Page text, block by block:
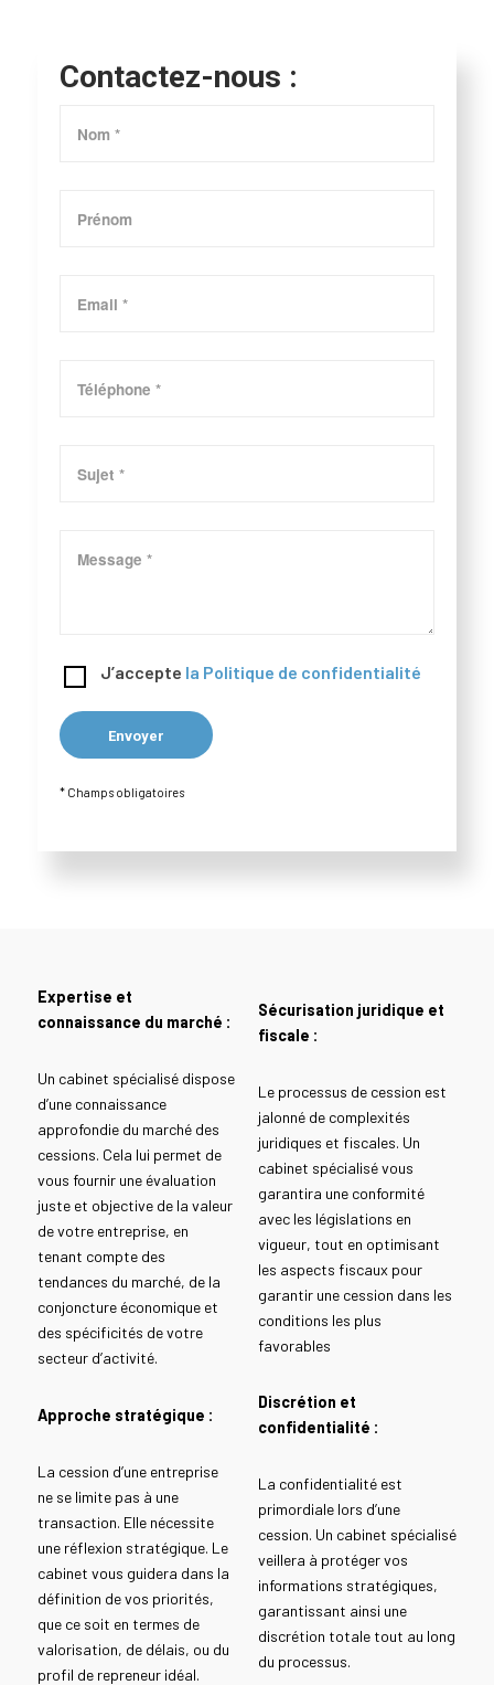
Contactez-nous :
J’accepte la Politique de confidentialité
* Champs obligatoires
Expertise et
connaissance du marché :
Un cabinet spécialisé dispose
d’une connaissance
approfondie du marché des
cessions. Cela lui permet de
vous fournir une évaluation
juste et objective de la valeur
de votre entreprise, en
tenant compte des
tendances du marché, de la
conjoncture économique et
des spécificités de votre
secteur d’activité.
Approche stratégique :
La cession d’une entreprise
ne se limite pas à une
transaction. Elle nécessite
une réflexion stratégique. Le
cabinet vous guidera dans la
définition de vos priorités,
que ce soit en termes de
valorisation, de délais, ou du
profil de repreneur idéal.
Sécurisation juridique et
fiscale :
Le processus de cession est
jalonné de complexités
juridiques et fiscales. Un
cabinet spécialisé vous
garantira une conformité
avec les législations en
vigueur, tout en optimisant
les aspects fiscaux pour
garantir une cession dans les
conditions les plus
favorables
Discrétion et
confidentialité :
La confidentialité est
primordiale lors d’une
cession. Un cabinet spécialisé
veillera à protéger vos
informations stratégiques,
garantissant ainsi une
discrétion totale tout au long
du processus.